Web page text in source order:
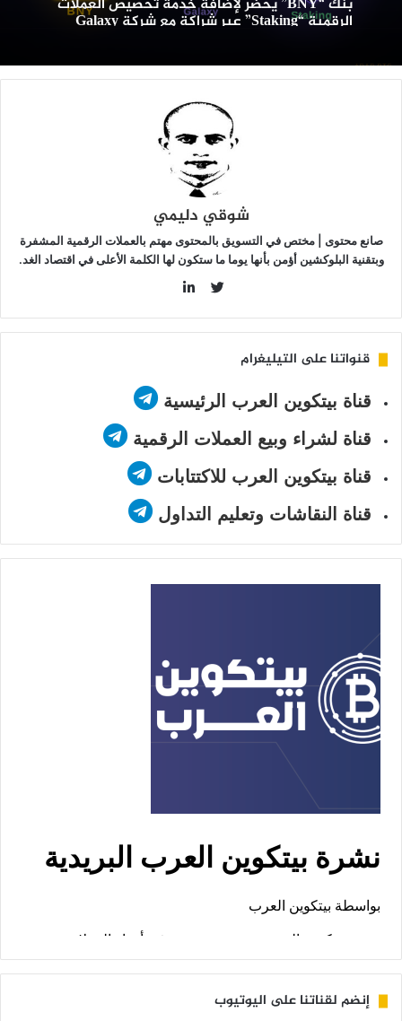
شراكة
مع
الرقمية “Staking” عبر شراكة مع شركة Galaxy
شوقي دليمي
صانع محتوى | مختص في التسويق بالمحتوى مهتم بالعملات الرقمية المشفرة
وبتقنية البلوكشين أؤمن بأنها يوما ما ستكون لها الكلمة الأعلى في اقتصاد الغد.
قنواتنا على التيليغرام
قناة بيتكوين العرب الرئيسية
قناة لشراء وبيع العملات الرقمية
قناة بيتكوين العرب للاكتتابات
قناة النقاشات وتعليم التداول
إنضم لقناتنا على اليوتيوب